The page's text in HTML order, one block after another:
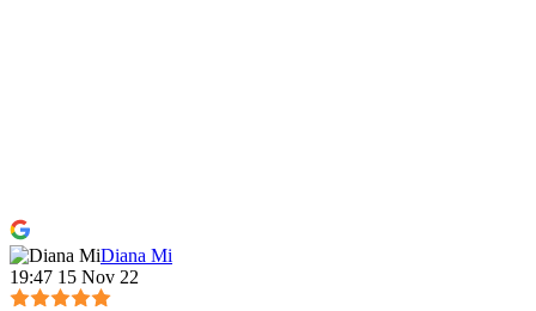
Diana Mi
19:47 15 Nov 22